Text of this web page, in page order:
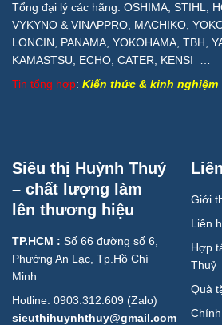
Tổng đại lý các hãng: OSHIMA, STIHL,
VYKYNO & VINAPPRO, MACHIKO,
LONCIN, PANAMA, YOKOHAMA, TBH,
KAMASTSU, ECHO, CATER, KENSI …
Tin tổng hợp: Kiến thức & kinh nghiệm
Siêu thị Huỳnh Thuỷ
– chất lượng làm
lên thương hiệu
TP.HCM : Số 66 đường số 6,
Phường An Lạc, Tp.Hồ Chí
Minh
Hotline: 0903.312.609 (Zalo)
sieuthihuynhthuy@gmail.com
Giới
Liên
Hợp
Thuỷ
Quà